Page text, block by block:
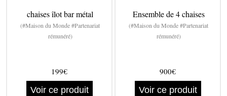
chaises îlot bar métal
(#Maison du Monde #Partenariat
rémunéré)
199€
Voir ce produit
Ensemble de 4 chaises
(#Maison du Monde #Partenariat
rémunéré)
900€
Voir ce produit